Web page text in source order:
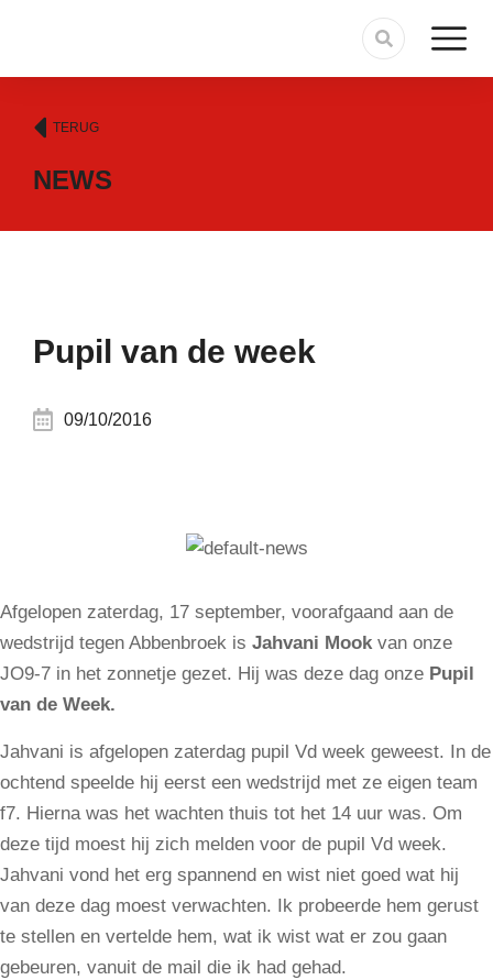
TERUG
NEWS
Pupil van de week
09/10/2016
Afgelopen zaterdag, 17 september, voorafgaand aan de
wedstrijd tegen Abbenbroek is Jahvani Mook van onze
JO9-7 in het zonnetje gezet. Hij was deze dag onze Pupil
van de Week.
Jahvani is afgelopen zaterdag pupil Vd week geweest. In de
ochtend speelde hij eerst een wedstrijd met ze eigen team
f7. Hierna was het wachten thuis tot het 14 uur was. Om
deze tijd moest hij zich melden voor de pupil Vd week.
Jahvani vond het erg spannend en wist niet goed wat hij
van deze dag moest verwachten. Ik probeerde hem gerust
te stellen en vertelde hem, wat ik wist wat er zou gaan
gebeuren, vanuit de mail die ik had gehad.